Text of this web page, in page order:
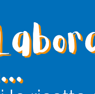
CORSI ONLINE
CONSULENZE